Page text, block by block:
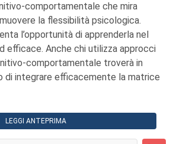
comportamentale che mira
la flessibilità psicologica.
l’opportunità di apprenderla nel
efficace. Anche chi utilizza approcci
comportamentale troverà in
integrare efficacemente la matrice
LEGGI ANTEPRIMA